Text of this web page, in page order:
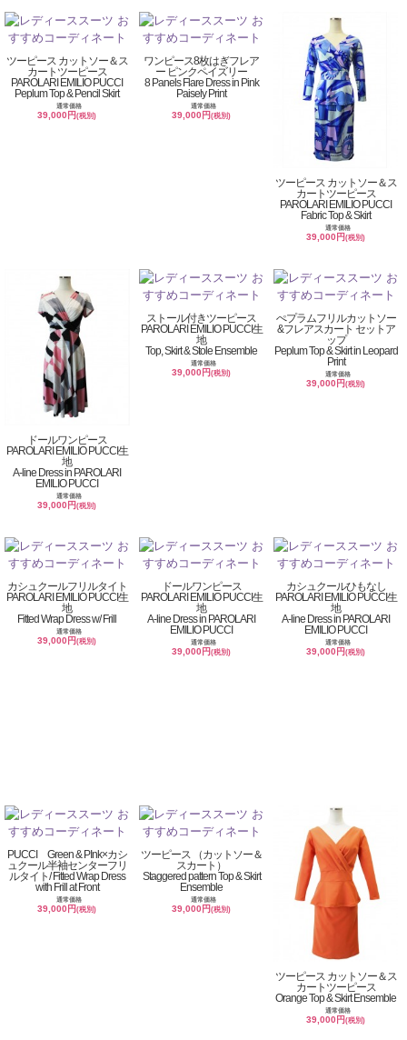
ツーピース カットソー＆ス
カートツーピース
PAROLARI EMILIO PUCCI
Peplum Top & Pencil Skirt
通常価格
39,000円(税別)
ワンピース8枚はぎフレア
ー ピンクペイズリー
8 Panels Flare Dress in Pink
Paisely Print
通常価格
39,000円(税別)
ツーピース カットソー＆ス
カートツーピース
PAROLARI EMILIO PUCCI
Fabric Top & Skirt
通常価格
39,000円(税別)
ドールワンピース
PAROLARI EMILIO PUCCI生
地
A-line Dress in PAROLARI
EMILIO PUCCI
通常価格
39,000円(税別)
ストール付きツーピース
PAROLARI EMILIO PUCCI生
地
Top, Skirt & Stole Ensemble
通常価格
39,000円(税別)
ぺプラムフリルカットソー
&フレアスカート セットア
ップ
Peplum Top & Skirt in Leopard
Print
通常価格
39,000円(税別)
カシュクールフリルタイト
PAROLARI EMILIO PUCCI生
地
Fitted Wrap Dress w/ Frill
通常価格
39,000円(税別)
ドールワンピース
PAROLARI EMILIO PUCCI生
地
A-line Dress in PAROLARI
EMILIO PUCCI
通常価格
39,000円(税別)
カシュクールひもなし
PAROLARI EMILIO PUCCI生
地
A-line Dress in PAROLARI
EMILIO PUCCI
通常価格
39,000円(税別)
PUCCI Green & PInk×カシ
ュクール半袖センターフリ
ルタイト/ Fitted Wrap Dress
with Frill at Front
通常価格
39,000円(税別)
ツーピース （カットソー＆
スカート）
Staggered pattern Top & Skirt
Ensemble
通常価格
39,000円(税別)
ツーピース カットソー＆ス
カートツーピース
Orange Top & Skirt Ensemble
通常価格
39,000円(税別)